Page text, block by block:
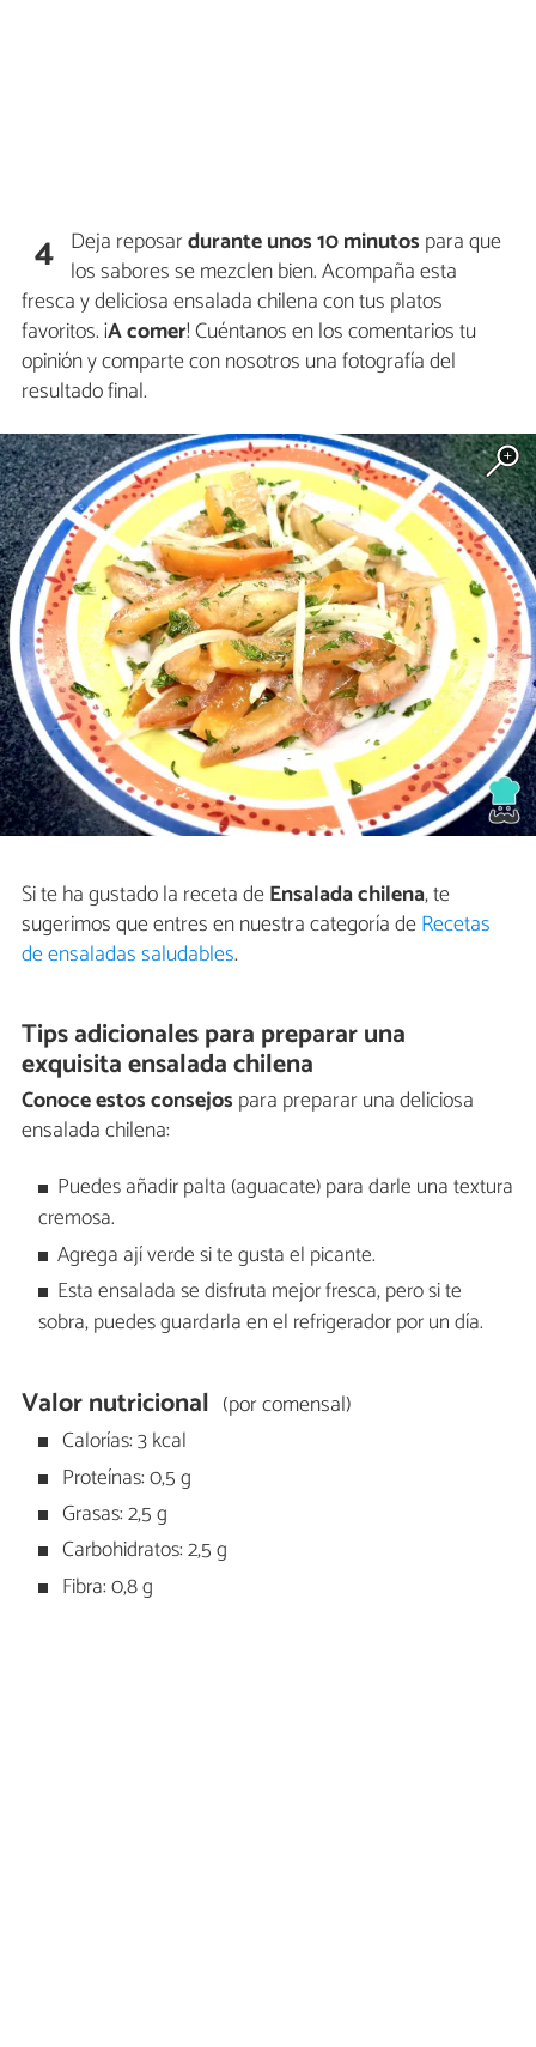
4 Deja reposardurante unos 10 minutos para que
los sabores se mezclen bien. Acompaña esta
fresca y deliciosa ensalada chilena con tus platos
favoritos. ¡A comer! Cuéntanos en los comentarios tu
opinión y comparte con nosotros una fotografía del
resultado final.
Si te ha gustado la receta deEnsalada chilena, te
sugerimos que entres en nuestra categoría deRecetas
de ensaladas saludables.
Tips adicionales para preparar una
exquisita ensalada chilena
Conoce estos consejos para preparar una deliciosa
ensalada chilena:
Puedes añadir palta (aguacate) para darle una textura
cremosa.
Agrega ají verde si te gusta el picante.
Esta ensalada se disfruta mejor fresca, pero si te
sobra, puedes guardarla en el refrigerador por un día.
Valor nutricional (por comensal)
Calorías: 3 kcal
Proteínas: 0,5 g
Grasas: 2,5 g
Carbohidratos: 2,5 g
Fibra: 0,8 g